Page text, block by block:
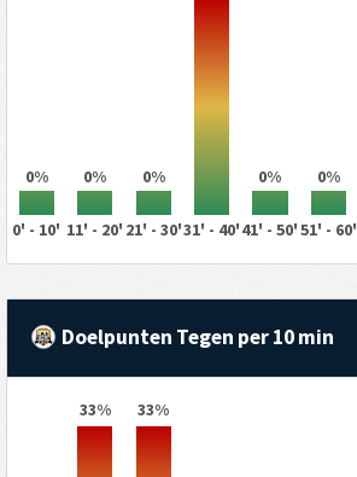
0% 0% 0% 0% 0%
0' - 10' 11' - 20' 21' - 30'31' - 40'41' - 50'51' - 60'
Doelpunten Tegen per 10 min
33% 33%